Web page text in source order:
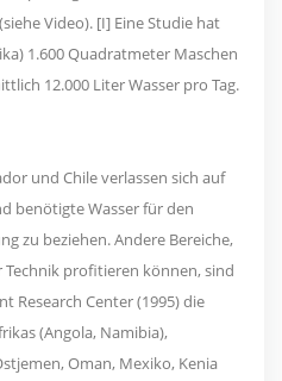
Video). [I] Eine Studie hat
1.600 Quadratmeter Maschen
12.000 Liter Wasser pro Tag.
und Chile verlassen sich auf
benötigte Wasser für den
zu beziehen. Andere Bereiche,
profitieren können, sind
Research Center (1995) die
(Angola, Namibia),
Oman, Mexiko, Kenia